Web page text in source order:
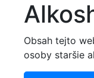
Obsah tejto
osoby staršie